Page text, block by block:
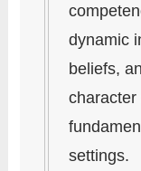
dynamic
beliefs,
character
settings.